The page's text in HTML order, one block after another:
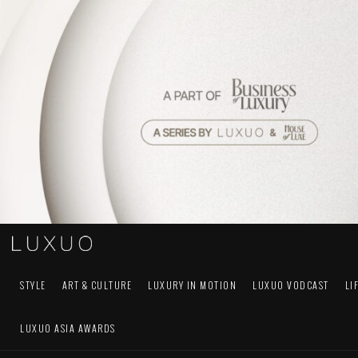
STYLE ART & CULTURE LUXURY IN MOTION LUXUO VODCAST
LUXUO ASIA AWARDS